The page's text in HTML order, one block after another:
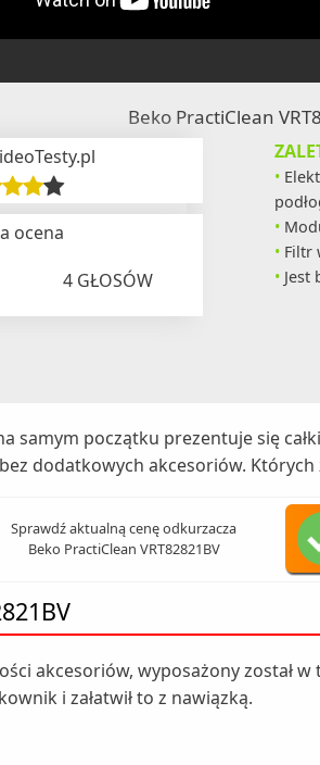
Beko PractiClean
ocena
4GŁOSÓW
Filtr
Jest
samym początku prezentuje się
dodatkowych akcesoriów.
Sprawdź aktualną cenę odkurzacza
Beko PractiClean VRT82821BV
akcesoriów, wyposażony został
i załatwił to z nawiązką.